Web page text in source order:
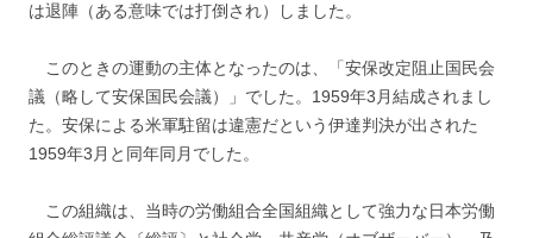
は退陣（ある意味では打倒され）しました。
このときの運動の主体となったのは、「安保改定阻止国民会
議（略して安保国民会議）」でした。1959年3月結成されまし
た。安保による米軍駐留は違憲だという伊達判決が出された
1959年3月と同年同月でした。
この組織は、当時の労働組合全国組織として強力な日本労働